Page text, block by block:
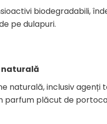
biodegradabili,
pe dulapuri.
naturală
naturală, inclusiv agenți
parfum plăcut de